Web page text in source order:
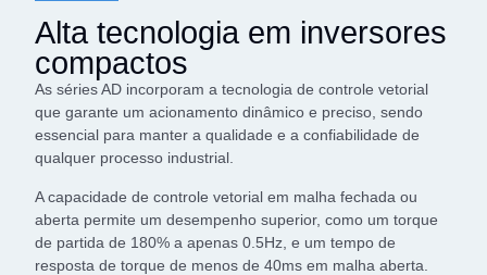
Alta tecnologia em inversores
compactos
As séries AD incorporam a tecnologia de controle vetorial
que garante um acionamento dinâmico e preciso, sendo
essencial para manter a qualidade e a confiabilidade de
qualquer processo industrial.
A capacidade de controle vetorial em malha fechada ou
aberta permite um desempenho superior, como um torque
de partida de 180% a apenas 0.5Hz, e um tempo de
resposta de torque de menos de 40ms em malha aberta.